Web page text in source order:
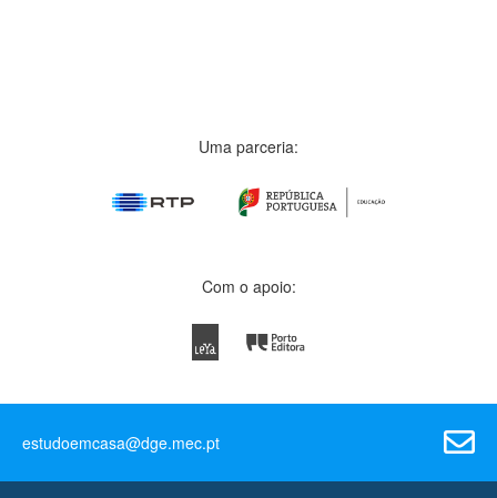
Uma parceria:
Com o apoio:
estudoemcasa@dge.mec.pt